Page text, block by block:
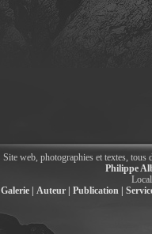
Site web, photographies et textes, tous
Philippe
Galerie | Auteur | Publication |